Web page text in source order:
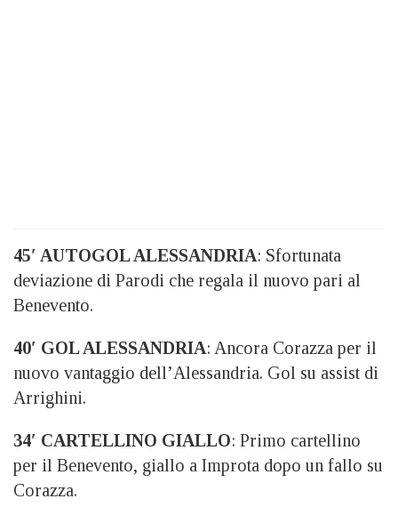
45′ AUTOGOL ALESSANDRIA: Sfortunata
deviazione di Parodi che regala il nuovo pari al
Benevento.
40′ GOL ALESSANDRIA: Ancora Corazza per il
nuovo vantaggio dell’Alessandria. Gol su assist di
Arrighini.
34′ CARTELLINO GIALLO: Primo cartellino
per il Benevento, giallo a Improta dopo un fallo su
Corazza.